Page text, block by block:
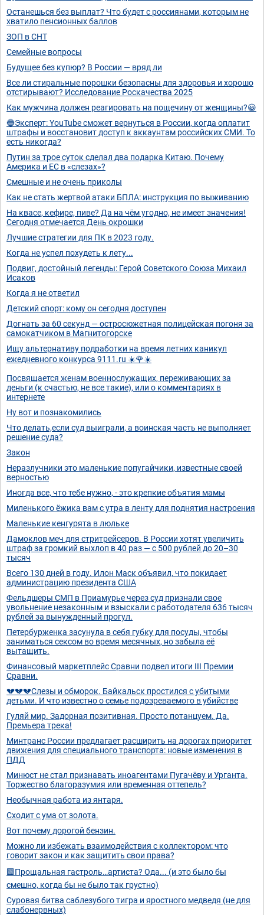
Останешься без выплат? Что будет с россиянами, которым не
хватило пенсионных баллов
ЗОП в СНТ
Семейные вопросы
Будущее без купюр? В России — вряд ли
Все ли стиральные порошки безопасны для здоровья и хорошо
отстирывают? Исследование Роскачества 2025
Как мужчина должен реагировать на пощечину от женщины?😀
🔵Эксперт: YouTube сможет вернуться в России, когда оплатит
штрафы и восстановит доступ к аккаунтам российских СМИ. То
есть никогда?
Путин за трое суток сделал два подарка Китаю. Почему
Америка и ЕС в «слезах»?
Смешные и не очень приколы
Как не стать жертвой атаки БПЛА: инструкция по выживанию
На квасе, кефире, пиве? Да на чём угодно, не имеет значения!
Сегодня отмечается День окрошки
Лучшие стратегии для ПК в 2023 году.
Когда не успел похудеть к лету...
Подвиг, достойный легенды: Герой Советского Союза Михаил
Исаков
Когда я не ответил
Детский спорт: кому он сегодня доступен
Догнать за 60 секунд — остросюжетная полицейская погоня за
самокатчиком в Магнитогорске
Ищу альтернативу подработки на время летних каникул
ежедневного конкурса 9111.ru ☀️🌹☀️
Посвящается женам военнослужащих, переживающих за
деньги (к счастью, не все такие), или о комментариях в
интернете
Ну вот и познакомились
Что делать,если суд выиграли, а воинская часть не выполняет
решение суда?
Закон
Неразлучники это маленькие попугайчики, известные своей
верностью
Иногда все, что тебе нужно, - это крепкие объятия мамы
Миленького ёжика вам с утра в ленту для поднятия настроения
Маленькие кенгурята в люльке
Дамоклов меч для стритрейсеров. В России хотят увеличить
штраф за громкий выхлоп в 40 раз — с 500 рублей до 20–30
тысяч
Всего 130 дней в году. Илон Маск объявил, что покидает
администрацию президента США
Фельдшеры СМП в Приамурье через суд признали свое
увольнение незаконным и взыскали с работодателя 636 тысяч
рублей за вынужденный прогул.
Петербурженка засунула в себя губку для посуды, чтобы
заниматься сексом во время месячных, но забыла её
вытащить.
Финансовый маркетплейс Сравни подвел итоги III Премии
Сравни.
💔💔💔Слезы и обморок. Байкальск простился с убитыми
детьми. И что известно о семье подозреваемого в убийстве
Гуляй мир. Задорная позитивная. Просто потанцуем. Да.
Премьера трека!
Минтранс России предлагает расширить на дорогах приоритет
движения для специального транспорта: новые изменения в
ПДД
Минюст не стал признавать иноагентами Пугачёву и Урганта.
Торжество благоразумия или временная оттепель?
Необычная работа из янтаря.
Сходит с ума от золота.
Вот почему дорогой бензин.
Можно ли избежать взаимодействия с коллектором: что
говорит закон и как защитить свои права?
🟩Прощальная гастроль…артиста? Ода... (и это было бы
смешно, когда бы не было так грустно)
Суровая битва саблезубого тигра и яростного медведя (не для
слабонервных)